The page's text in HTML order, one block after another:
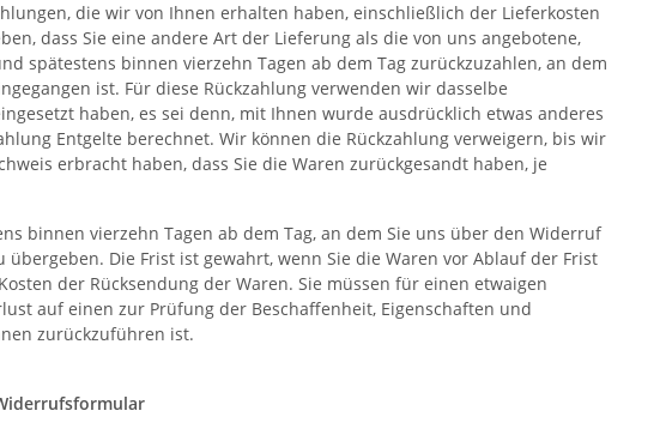
die wir von Ihnen erhalten haben, einschließlich der Lieferkosten
dass Sie eine andere Art der Lieferung als die von uns angebotene,
spätestens binnen vierzehn Tagen ab dem Tag zurückzuzahlen, an dem
ist. Für diese Rückzahlung verwenden wir dasselbe
haben, es sei denn, mit Ihnen wurde ausdrücklich etwas anderes
Entgelte berechnet. Wir können die Rückzahlung verweigern, bis wir
erbracht haben, dass Sie die Waren zurückgesandt haben, je
binnen vierzehn Tagen ab dem Tag, an dem Sie uns über den Widerruf
Die Frist ist gewahrt, wenn Sie die Waren vor Ablauf der Frist
der Rücksendung der Waren. Sie müssen für einen etwaigen
auf einen zur Prüfung der Beschaffenheit, Eigenschaften und
zurückzuführen ist.